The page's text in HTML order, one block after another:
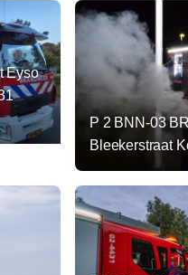
Eyso
P 2 BNN-03
Bleekerstraat